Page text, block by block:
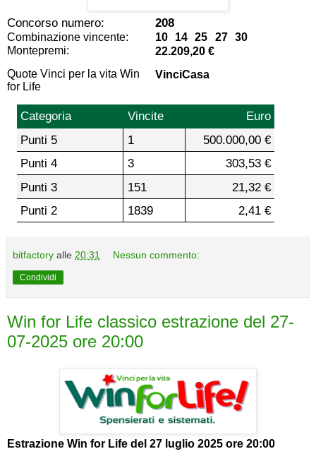
Concorso numero: 208
Combinazione vincente:
10 14 25 27 30
Montepremi:
22.209,20 €
Quote Vinci per la vita Win
for Life
VinciCasa
Categoria Vincite
Euro
Punti 5
1
500.000,00 €
Punti 4
3
303,53 €
Punti 3
151
21,32 €
Punti 2
1839 2,41 €
bitfactory alle 20:31 Nessun commento:
Condividi
Win for Life classico estrazione del 27-
07-2025 ore 20:00
Estrazione Win for Life del 27 luglio 2025 ore 20:00